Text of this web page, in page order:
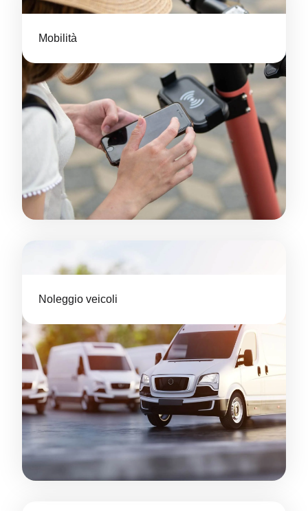
Mobilità
Noleggio veicoli